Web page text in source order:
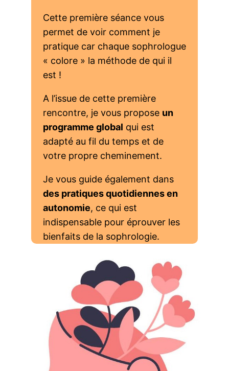
Cette première séance vous
permet de voir comment je
pratique car chaque sophrologue
« colore » la méthode de qui il
est !
A l’issue de cette première
rencontre, je vous propose un
programme global qui est
adapté au fil du temps et de
votre propre cheminement.
Je vous guide également dans
des pratiques quotidiennes en
autonomie, ce qui est
indispensable pour éprouver les
bienfaits de la sophrologie.